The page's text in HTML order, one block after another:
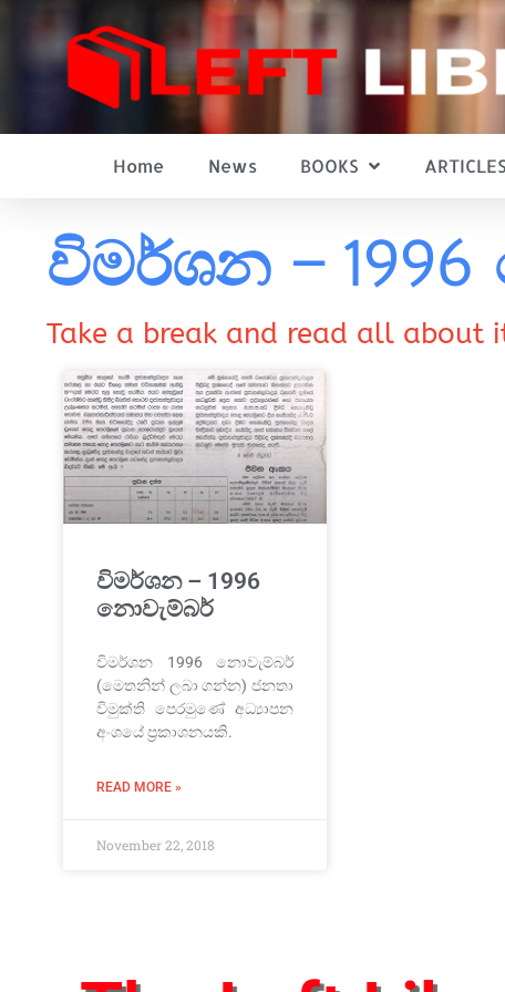
Home News BOOKS ARTICLES
විමර්ශන –
Take a break and read all about
විමර්ශන – 1996
නොවැම්බර්
විමර්ශන 1996 නොවැම්බර්
(මෙතනින් ලබා ගන්න) ජනතා
විමුක්ති පෙරමුණේ අධ්‍යාපන
අංශයේ ප්‍රකාශනයකි.
READ MORE »
November 22, 2018